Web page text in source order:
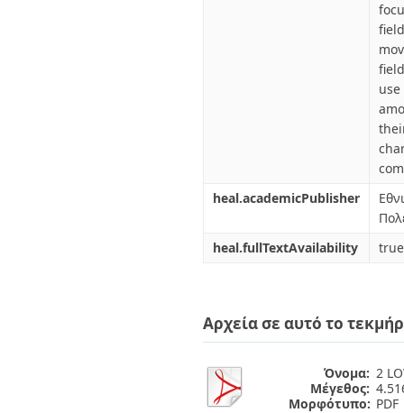
heal.academicPublisher
heal.fullTextAvailability
true
Αρχεία σε αυτό το
Όνομα: 2
Μέγεθος:
Μορφότυπο: PDF